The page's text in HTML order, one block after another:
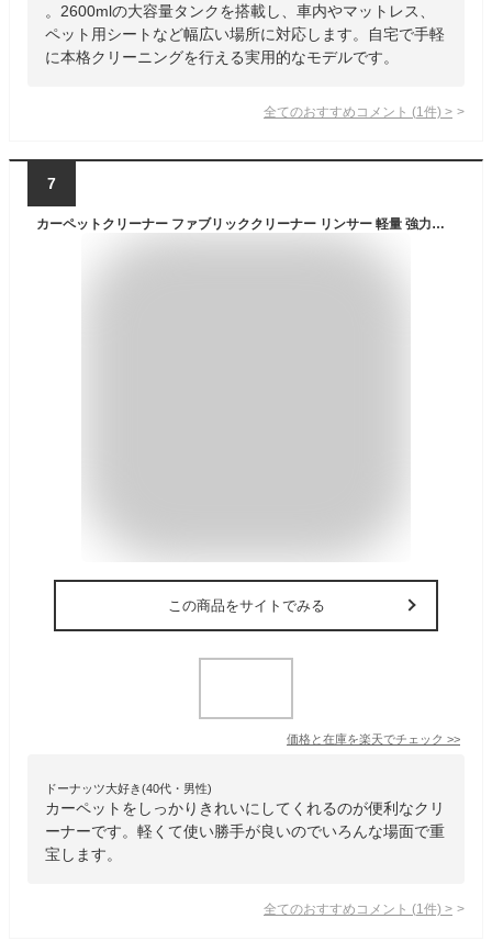
。2600mlの大容量タンクを搭載し、車内やマットレス、
ペット用シートなど幅広い場所に対応します。自宅で手軽
に本格クリーニングを行える実用的なモデルです。
全てのおすすめコメント (1 件) >
7
カーペットクリーナー ファブリッククリーナー リンサー 軽量 強力吸引 コンパクト ラグ 車 絨毯 スポット クリーナー 布 ソファ 洗浄機 家庭用 掃除機 床掃除 コードレス 掃除 ソファ
この商品をサイトでみる
価格と在庫を楽天でチェック >>
ドーナッツ大好き(40代・男性)
カーペットをしっかりきれいにしてくれるのが便利なクリ
ーナーです。軽くて使い勝手が良いのでいろんな場面で重
宝します。
全てのおすすめコメント (1 件) >